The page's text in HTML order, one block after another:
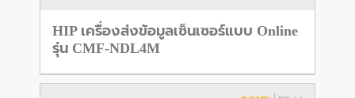
HIP เครื่องส่งข้อมูลเซ็นเซอร์แบบ Online
รุ่น CMF-NDL4M